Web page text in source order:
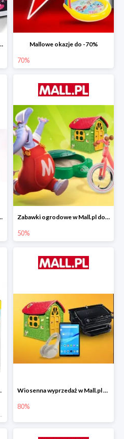
do -32% Mallowe okazje do -70%
70%
do -25% Zabawki ogrodowe w Mall.pl do -40%
50%
szt. -16% Wiosenna wyprzedaż w Mall.pl do -80%
80%